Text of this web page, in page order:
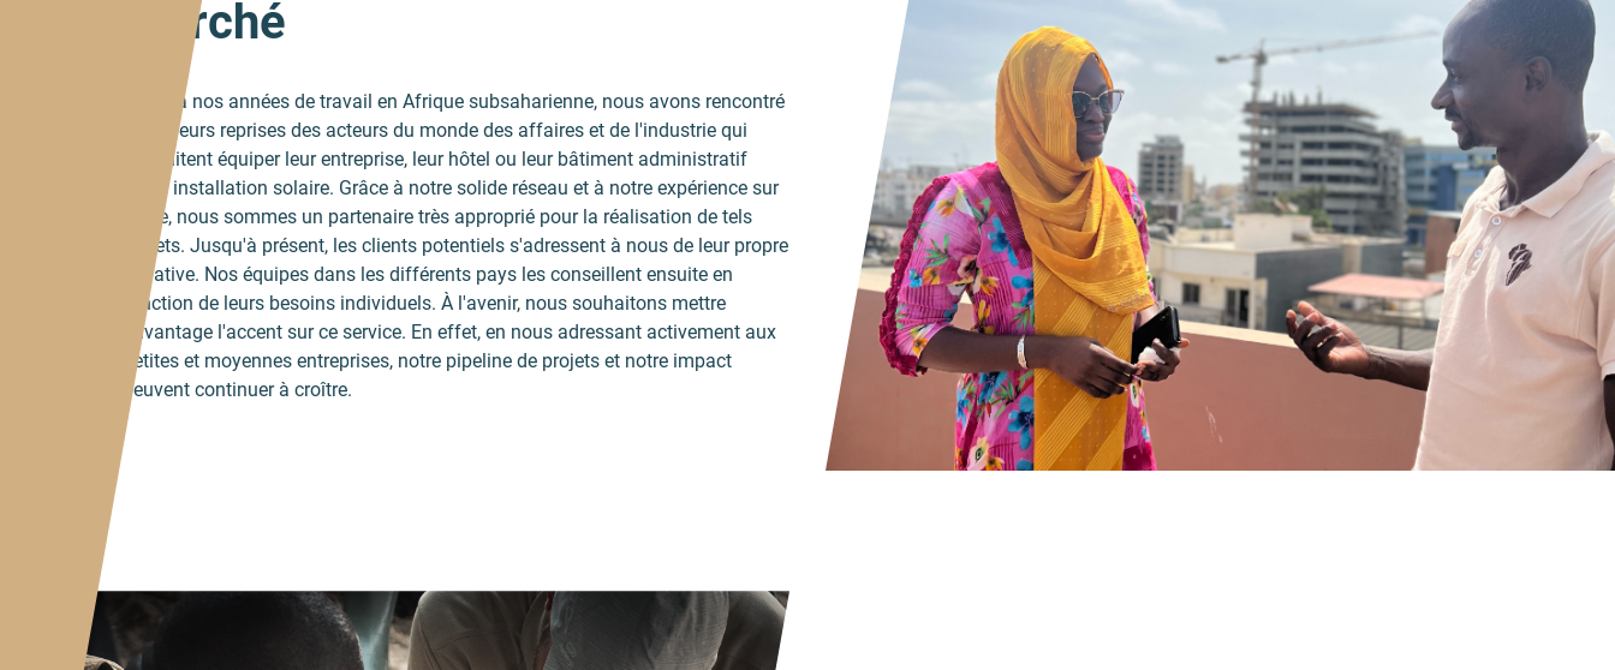
marché
Grâce à nos années de travail en Afrique subsaharienne, nous avons rencontré
à plusieurs reprises des acteurs du monde des affaires et de l'industrie qui
souhaitent équiper leur entreprise, leur hôtel ou leur bâtiment administratif
d'une installation solaire. Grâce à notre solide réseau et à notre expérience sur
place, nous sommes un partenaire très approprié pour la réalisation de tels
projets. Jusqu'à présent, les clients potentiels s'adressent à nous de leur propre
initiative. Nos équipes dans les différents pays les conseillent ensuite en
fonction de leurs besoins individuels. À l'avenir, nous souhaitons mettre
davantage l'accent sur ce service. En effet, en nous adressant activement aux
petites et moyennes entreprises, notre pipeline de projets et notre impact
peuvent continuer à croître.